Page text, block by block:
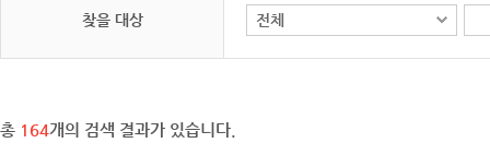
찾을 대상
총 164개의 검색 결과가 있습니다.